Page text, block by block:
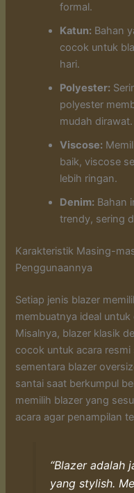
formal.
Katun: Bahan
cocok untuk
hari.
Polyester:
polyester
mudah dirawat.
Viscose:
baik, viscose
lebih ringan.
Denim: Bahan
trendy, sering
Karakteristik Masing-
Penggunaannya
Setiap jenis blazer
membuatnya ideal
Misalnya, blazer klasik
cocok untuk acara
sementara blazer
santai saat berkumpul
memilih blazer yang
acara agar penampilan
“Blazer adalah
yang stylish.